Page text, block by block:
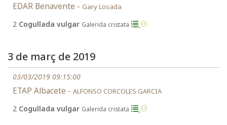
EDAR Benavente - Gary Losada
2 Cogullada vulgar Galerida cristata
3 de març de 2019
03/03/2019 09:15:00
ETAP Albacete - ALFONSO CORCOLES GARCIA
2 Cogullada vulgar Galerida cristata